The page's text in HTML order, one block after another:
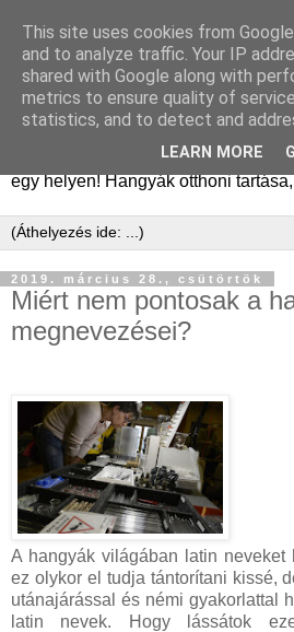
Hangyafarm
Hangyatartás gyakorlati
alapítástól a kifejlett kolóniákig.
kolóniatörténetek, fajismertetők. A
egy helyen! Hangyák otthoni
2019. március 28., csütörtök
Miért nem pontosak a
megnevezései?
A hangyák világában latin neveket
ez olykor el tudja tántorítani kissé,
utánajárással és némi gyakorlattal
latin nevek. Hogy lássátok
This site uses cookies from
and to analyze traffic. Your IP
shared with Google along with
metrics to ensure quality of
statistics, and to detect and
LEARN MORE